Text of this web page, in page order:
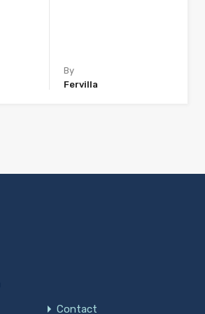
By
Fervilla
Contact